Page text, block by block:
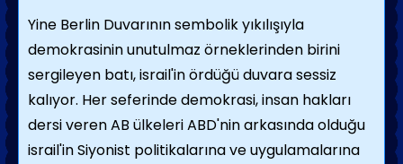
Yine Berlin Duvarının sembolik yıkılışıyla
demokrasinin unutulmaz örneklerinden birini
sergileyen batı, israil'in ördüğü duvara sessiz
kalıyor. Her seferinde demokrasi, insan hakları
dersi veren AB ülkeleri ABD'nin arkasında olduğu
israil'in Siyonist politikalarına ve uygulamalarına